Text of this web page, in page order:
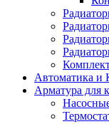
Автоматика
Арматура для